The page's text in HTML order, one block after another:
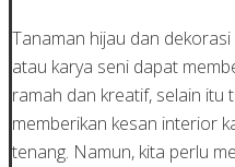
Tanaman hijau dan
atau karya seni dapat
ramah dan kreatif, selain itu
memberikan kesan interior
tenang. Namun, kita perlu